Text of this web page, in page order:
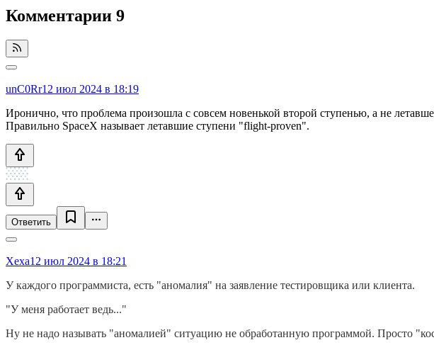
Комментарии 9
unC0Rr12 июл 2024 в 18:19
Иронично, что проблема произошла с совсем новенькой второй ступенью, а не
Правильно SpaceX называет летавшие ступени "flight-proven".
Ответить
Xexa12 июл 2024 в 18:21
У каждого программиста, есть "аномалия" на заявление тестировщика или клиента.
"У меня работает ведь..."
Ну не надо называть "аномалией" ситуацию не обработанную программой. Просто